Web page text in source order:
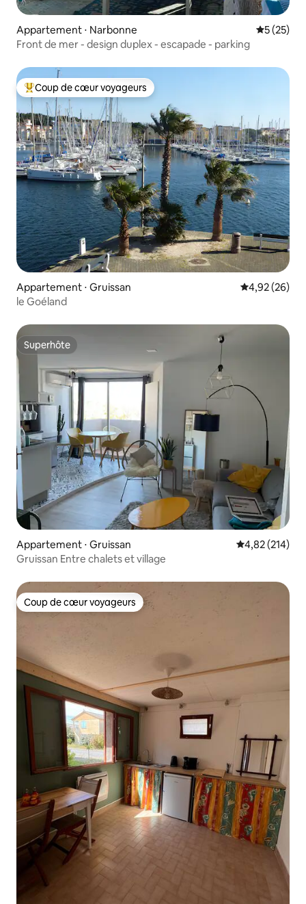
Appartement ⋅ Narbonne
5 (25)
Front de mer - design duplex - escapade - parking
Coups de cœur voyageurs les plus appréciés
Coup de cœur voyageurs
Appartement ⋅ Gruissan Évaluation
4,92 (26)
le Goéland
Superhôte
Superhôte
Appartement ⋅ Gruissan Évaluation
4,82 (214)
Gruissan Entre chalets et village
Coup de cœur voyageurs
Coup de cœur voyageurs